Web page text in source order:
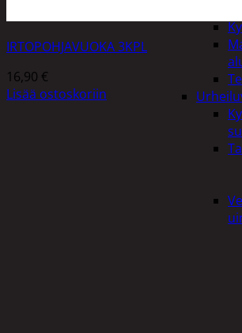
IRTOPOHJAVUOKA 3KPL
16,90 €
Lisää ostoskoriin